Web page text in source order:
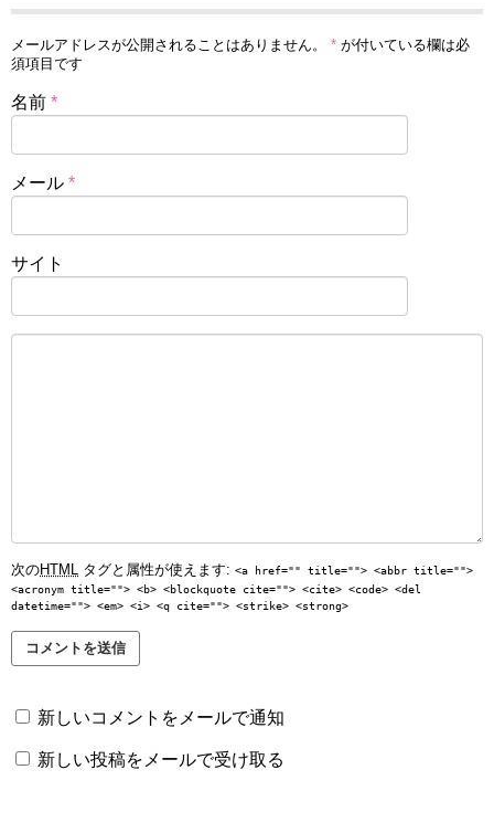
メールアドレスが公開されることはありません。 * が付いている欄は必
須項目です
名前 *
メール *
サイト
次のHTML タグと属性が使えます: <a href="" title=""> <abbr title="">
<acronym title=""> <b> <blockquote cite=""> <cite> <code> <del
datetime=""> <em> <i> <q cite=""> <strike> <strong>
新しいコメントをメールで通知
新しい投稿をメールで受け取る